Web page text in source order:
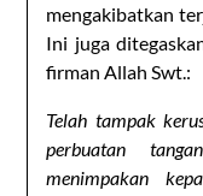
mengakibatkan
Ini juga
firman Allah Swt.:
Telah tampak
perbuatan
menimpakan